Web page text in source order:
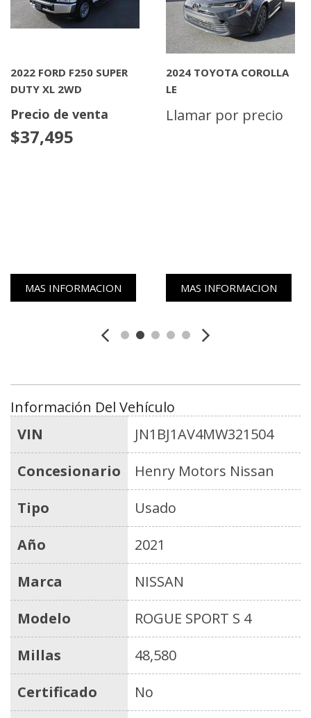
2022 FORD F250 SUPER
DUTY XL 2WD
Precio de venta
$37,495
MAS INFORMACION
2024 TOYOTA COROLLA
LE
Llamar por precio
MAS INFORMACION
Información Del Vehículo
VIN
JN1BJ1AV4MW321504
Concesionario
Henry Motors Nissan
Tipo
Usado
Año
2021
Marca
NISSAN
Modelo
ROGUE SPORT S 4
Millas
48,580
Certificado
No